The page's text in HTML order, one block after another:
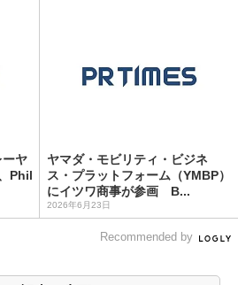
ーヤ
Phil
ヤマダ・モビリティ・ビジネ
ス・プラットフォーム（YMBP）
にイツワ商事が参画 B...
2026年6月23日
Recommended by